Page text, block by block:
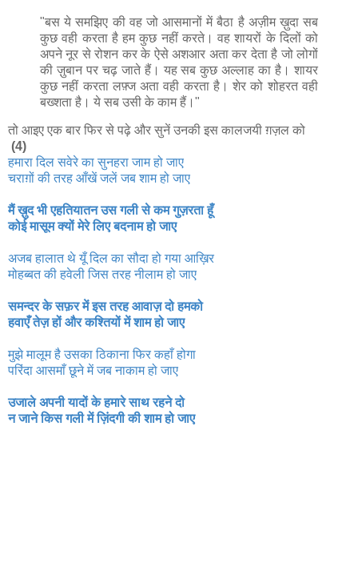
"बस ये समझिए की वह जो आसमानों में बैठा है अज़ीम ख़ुदा सब
कुछ वही करता है हम कुछ नहीं करते। वह शायरों के दिलों को
अपने नूर से रोशन कर के ऐसे अशआर अता कर देता है जो लोगों
की ज़ुबान पर चढ़ जाते हैं। यह सब कुछ अल्लाह का है। शायर
कुछ नहीं करता लफ़्ज अता वही करता है। शेर को शोहरत वही
बख्शता है। ये सब उसी के काम हैं।"
तो आइए एक बार फिर से पढ़े और सुनें उनकी इस कालजयी ग़ज़ल को
(4)
हमारा दिल सवेरे का सुनहरा जाम हो जाए
चराग़ों की तरह आँखें जलें जब शाम हो जाए
मैं ख़ुद भी एहतियातन उस गली से कम गुज़रता हूँ
कोई मासूम क्यों मेरे लिए बदनाम हो जाए
अजब हालात थे यूँ दिल का सौदा हो गया आख़िर
मोहब्बत की हवेली जिस तरह नीलाम हो जाए
समन्दर के सफ़र में इस तरह आवाज़ दो हमको
हवाएँ तेज़ हों और कश्तियों में शाम हो जाए
मुझे मालूम है उसका ठिकाना फिर कहाँ होगा
परिंदा आसमाँ छूने में जब नाकाम हो जाए
उजाले अपनी यादों के हमारे साथ रहने दो
न जाने किस गली में ज़िंदगी की शाम हो जाए